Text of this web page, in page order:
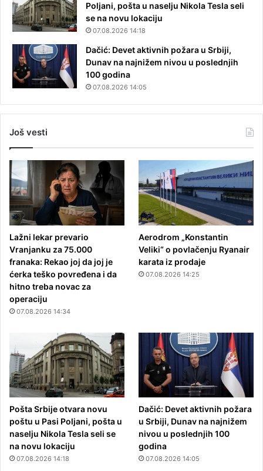
Poljani, pošta u naselju Nikola Tesla seli
se na novu lokaciju
07.08.2026 14:18
Dačić: Devet aktivnih požara u Srbiji,
Dunav na najnižem nivou u poslednjih
100 godina
07.08.2026 14:05
Još vesti
Lažni lekar prevario
Vranjanku za 75.000
franaka: Rekao joj da joj je
ćerka teško povređena i da
hitno treba novac za
operaciju
07.08.2026 14:34
Aerodrom „Konstantin
Veliki“ o povlačenju Ryanair
karata iz prodaje
07.08.2026 14:25
Pošta Srbije otvara novu
poštu u Pasi Poljani, pošta u
naselju Nikola Tesla seli se
na novu lokaciju
07.08.2026 14:18
Dačić: Devet aktivnih požara
u Srbiji, Dunav na najnižem
nivou u poslednjih 100
godina
07.08.2026 14:05